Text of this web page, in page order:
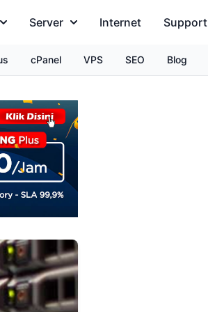
Server Internet Support
cPanel VPS SEO Blog